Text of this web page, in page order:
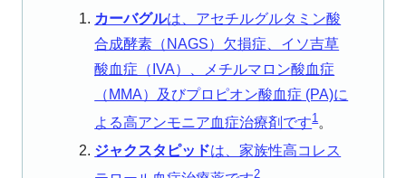
カーバグルは、アセチルグルタミン酸
合成酵素（NAGS）欠損症、イソ吉草
酸血症（IVA）、メチルマロン酸血症
（MMA）及びプロピオン酸血症 (PA)に
よる高アンモニア血症治療剤です1。
ジャクスタピッドは、家族性高コレス
2